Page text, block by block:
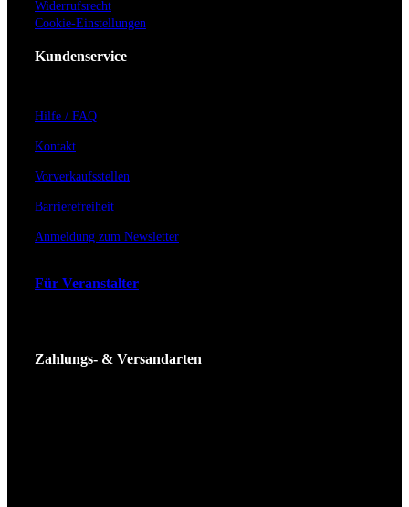
Widerrufsrecht
Cookie-Einstellungen
Kundenservice
Hilfe / FAQ
Kontakt
Vorverkaufsstellen
Barrierefreiheit
Anmeldung zum Newsletter
Für Veranstalter
Zahlungs- & Versandarten